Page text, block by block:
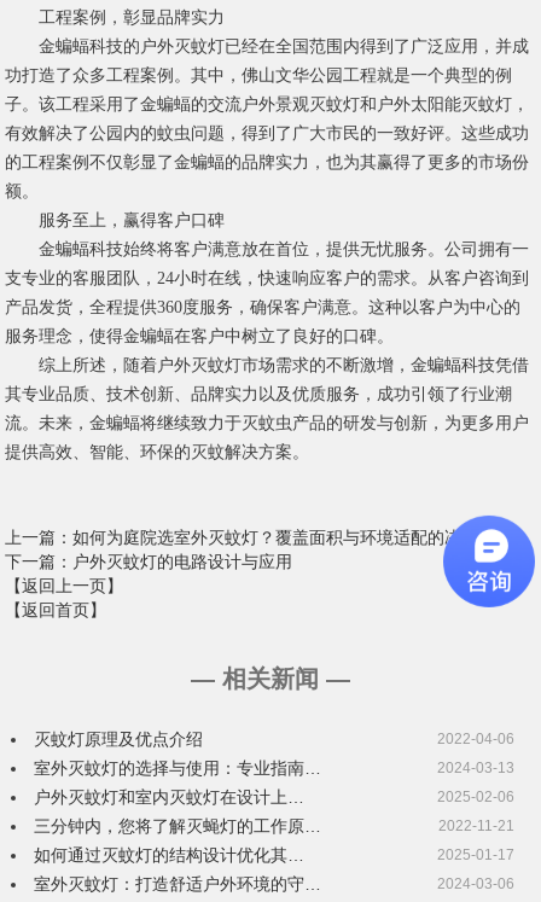
工程案例，彰显品牌实力
金蝙蝠科技的户外灭蚊灯已经在全国范围内得到了广泛应用，并成
功打造了众多工程案例。其中，佛山文华公园工程就是一个典型的例
子。该工程采用了金蝙蝠的交流户外景观灭蚊灯和户外太阳能灭蚊灯，
有效解决了公园内的蚊虫问题，得到了广大市民的一致好评。这些成功
的工程案例不仅彰显了金蝙蝠的品牌实力，也为其赢得了更多的市场份
额。
服务至上，赢得客户口碑
金蝙蝠科技始终将客户满意放在首位，提供无忧服务。公司拥有一
支专业的客服团队，24小时在线，快速响应客户的需求。从客户咨询到
产品发货，全程提供360度服务，确保客户满意。这种以客户为中心的
服务理念，使得金蝙蝠在客户中树立了良好的口碑。
综上所述，随着户外灭蚊灯市场需求的不断激增，金蝙蝠科技凭借
其专业品质、技术创新、品牌实力以及优质服务，成功引领了行业潮
流。未来，金蝙蝠将继续致力于灭蚊虫产品的研发与创新，为更多用户
提供高效、智能、环保的灭蚊解决方案。
上一篇 ：如何为庭院选室外灭蚊灯？覆盖面积与环境适配的决策逻辑
下一篇 ：户外灭蚊灯的电路设计与应用
【返回上一页】
【返回首页】
— 相关新闻 —
灭蚊灯原理及优点介绍 2022-04-06
室外灭蚊灯的选择与使用：专业指南… 2024-03-13
户外灭蚊灯和室内灭蚊灯在设计上… 2025-02-06
三分钟内，您将了解灭蝇灯的工作原… 2022-11-21
如何通过灭蚊灯的结构设计优化其… 2025-01-17
室外灭蚊灯：打造舒适户外环境的守… 2024-03-06